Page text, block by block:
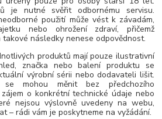
je nutné svěřit odbornému servisu.
použití může vést k závadám,
nebo ohrožení zdraví, přičemž
následky nenese odpovědnost.
produktů mají pouze ilustrativní
značka nebo balení produktu se
výrobní sérii nebo dodavateli lišit.
se mohou měnit bez předchozího
o konkrétní technické údaje nebo
nejsou výslovně uvedeny na webu,
– rádi vám je poskytneme na vyžádání.